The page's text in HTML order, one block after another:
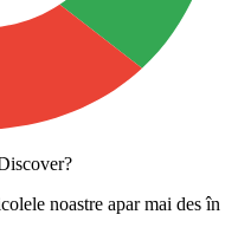
noastre apar mai des în